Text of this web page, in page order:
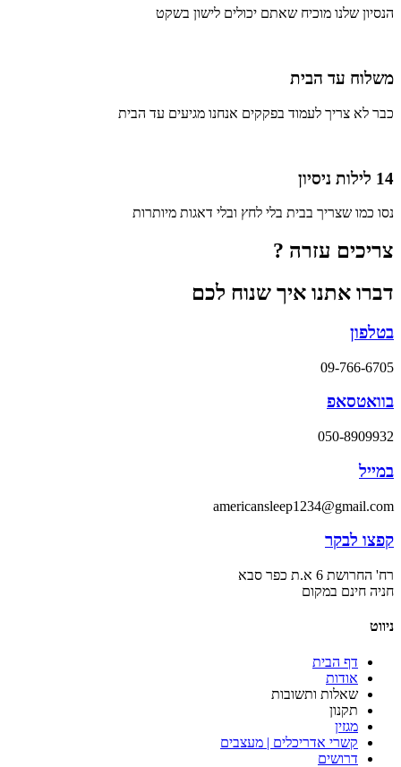
הנסיון שלנו מוכיח שאתם יכולים לישון בשקט
משלוח עד הבית
כבר לא צריך לעמוד בפקקים אנחנו מגיעים עד הבית
14 לילות ניסיון
נסו כמו שצריך בבית בלי לחץ ובלי דאגות מיותרות
צריכים עזרה ?
דברו אתנו איך שנוח לכם
בטלפון
09-766-6705
בוואטסאפ
050-8909932
במייל
americansleep1234@gmail.com
קפצו לבקר
רח' החרושת 6 א.ת כפר סבא
חניה חינם במקום
ניווט
דף הבית
אודות
שאלות ותשובות
תקנון
מגזין
קשרי אדריכלים | מעצבים
דרושים